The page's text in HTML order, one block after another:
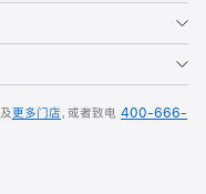
及更多门店，或者致电 400-666-